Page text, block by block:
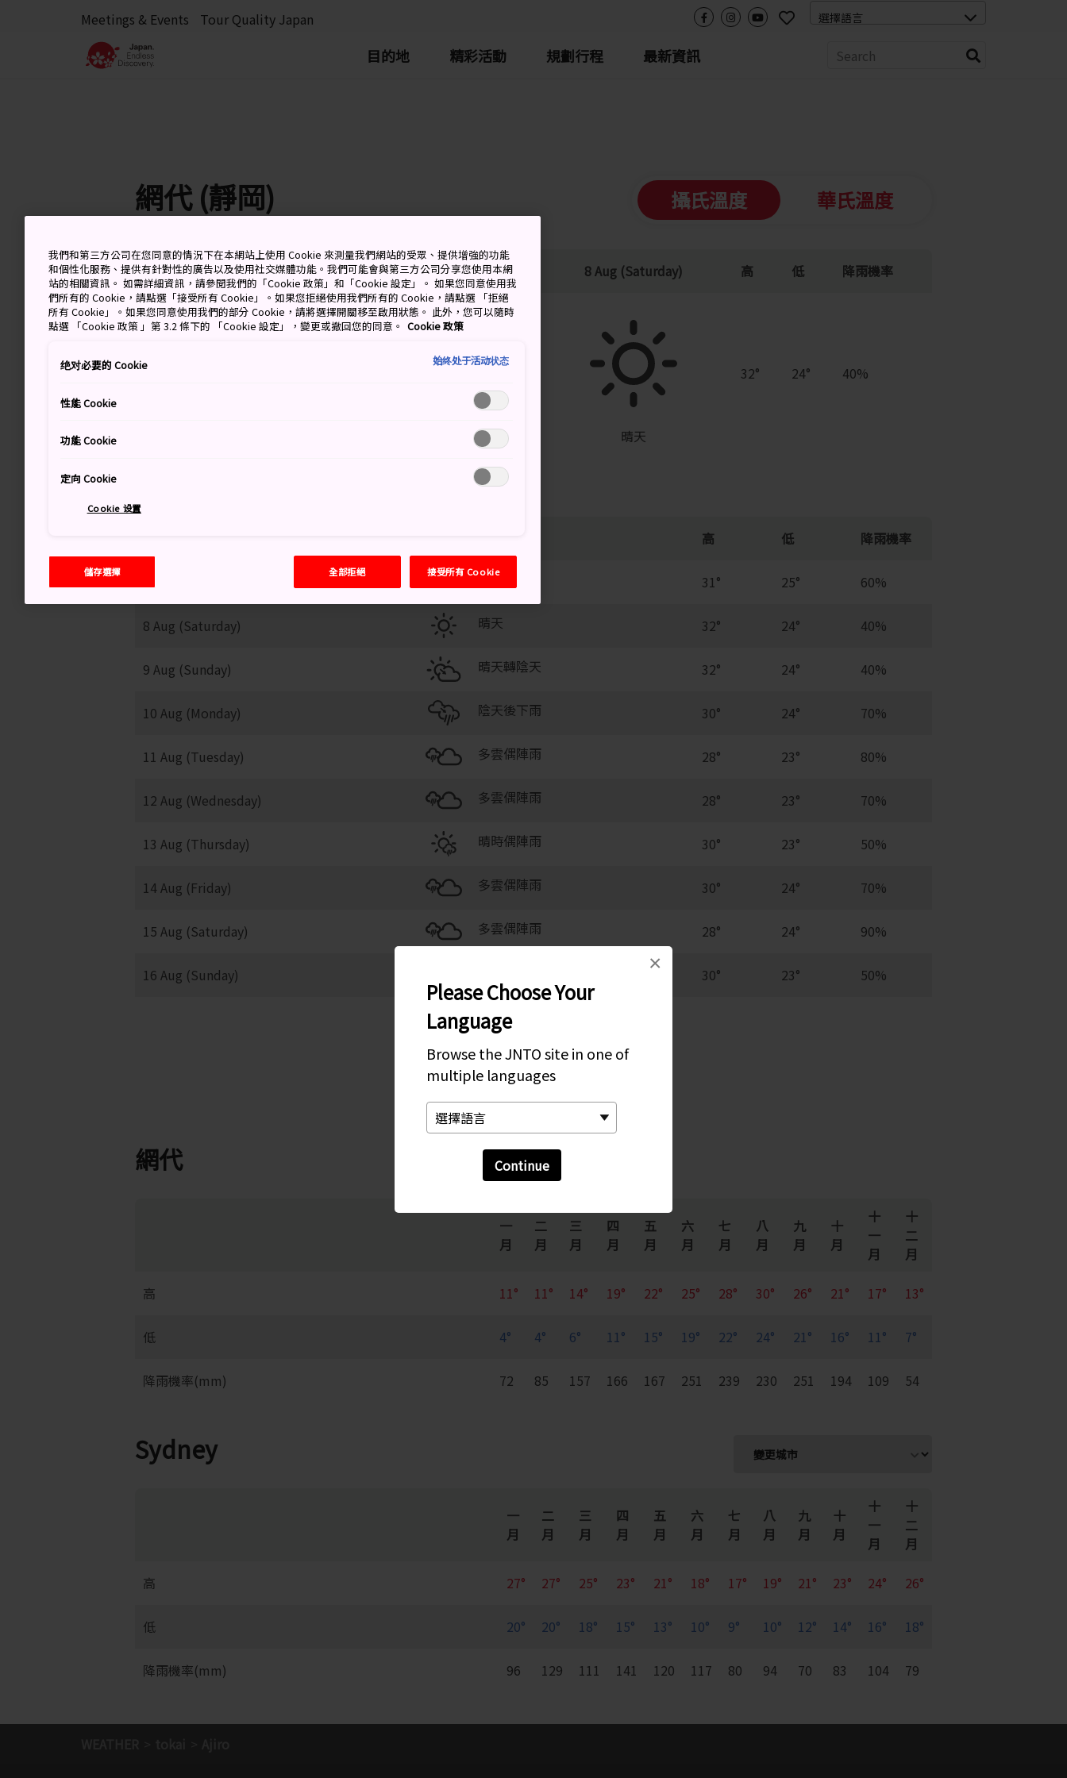
Please Choose Your
Language
Browse the JNTO site in one of
multiple languages
Continue
×
Meetings & Events Tour Quality Japan
目的地 精彩活動 規劃行程 最新資訊
網代 (靜岡) 攝氏溫度 華氏溫度
7 Aug (Friday) 高 低 降雨機率 8 Aug (Saturday) 高 低 降雨機率
晴天
32° 24° 40%
高 低 降雨機率
7 Aug (Friday) 晴時陣雨 31° 25° 60%
8 Aug (Saturday) 晴天 32° 24° 40%
9 Aug (Sunday) 晴天轉陰天 32° 24° 40%
10 Aug (Monday) 陰天後下雨 30° 24° 70%
11 Aug (Tuesday) 多雲偶陣雨 28° 23° 80%
12 Aug (Wednesday) 多雲偶陣雨 28° 23° 70%
13 Aug (Thursday) 晴時偶陣雨 30° 23° 50%
14 Aug (Friday) 多雲偶陣雨 30° 24° 70%
15 Aug (Saturday) 多雲偶陣雨 28° 24° 90%
16 Aug (Sunday) 30° 23° 50%
每月變化趨勢
網代
一
月
二
月
三
月
四
月
五
月
六
月
七
月
八
月
九
月
十
月
十
一
月
十
二
月
高 11° 11° 14° 19° 22° 25° 28° 30° 26° 21° 17° 13°
低 4° 4° 6° 11° 15° 19° 22° 24° 21° 16° 11° 7°
降雨機率(mm) 72 85 157 166 167 251 239 230 251 194 109 54
Sydney
一
月
二
月
三
月
四
月
五
月
六
月
七
月
八
月
九
月
十
月
十
一
月
十
二
月
高 27° 27° 25° 23° 21° 18° 17° 19° 21° 23° 24° 26°
低 20° 20° 18° 15° 13° 10° 9° 10° 12° 14° 16° 18°
降雨機率(mm) 96 129 111 141 120 117 80 94 70 83 104 79
我們和第三方公司在您同意的情況下在本網站上使用 Cookie 來測量我們網站的受眾、提供增強的功能
和個性化服務、提供有針對性的廣告以及使用社交媒體功能。我們可能會與第三方公司分享您使用本網
站的相關資訊。 如需詳細資訊，請參閱我們的「Cookie 政策」和「Cookie 設定」。 如果您同意使用我
們所有的 Cookie，請點選「接受所有 Cookie」。如果您拒絕使用我們所有的 Cookie，請點選 「拒絕
所有 Cookie」。如果您同意使用我們的部分 Cookie，請將選擇開關移至啟用狀態。 此外，您可以隨時
點選 「Cookie 政策 」第 3.2 條下的 「Cookie 設定」，變更或撤回您的同意。 Cookie 政策
绝对必要的 Cookie 始终处于活动状态
性能 Cookie
功能 Cookie
定向 Cookie
Cookie 设置
儲存選擇 全部拒絕 接受所有 Cookie